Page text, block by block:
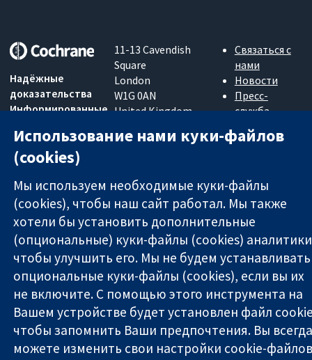
Надёжные
доказательства
Информированные
Во благо
здоровья
11-13 Cavendish
Square
London
W1G 0AN
United Kingdom
Связаться с
нами
Новости
Пресс-
служба
О нас
Работа
The Cochrane Collaboration is a charity (no. 1045921) and a
company limited by guarantee (no. 03044323) registered in
England & Wales. VAT registration number GB 718 2127 49.
Copyright © 2026 The Cochrane Collaboration
Условия использования веб-сайта | Отказ от
ответственности|Конфиденциальность|Политика
использования куки-файлов|Настройки куки-файлов
Использование нами куки-файлов
(cookies)
Мы используем необходимые куки-файлы
(cookies), чтобы наш сайт работал. Мы также
хотели бы установить дополнительные
(опциональные) куки-файлы (cookies)
чтобы улучшить его. Мы не будем устанавливать
опциональные куки-файлы (cookies), если вы их
не включите. С помощью этого инструмента на
Вашем устройстве будет установлен файл
чтобы запомнить Ваши предпочтения. Вы
можете изменить свои настройки cookie-